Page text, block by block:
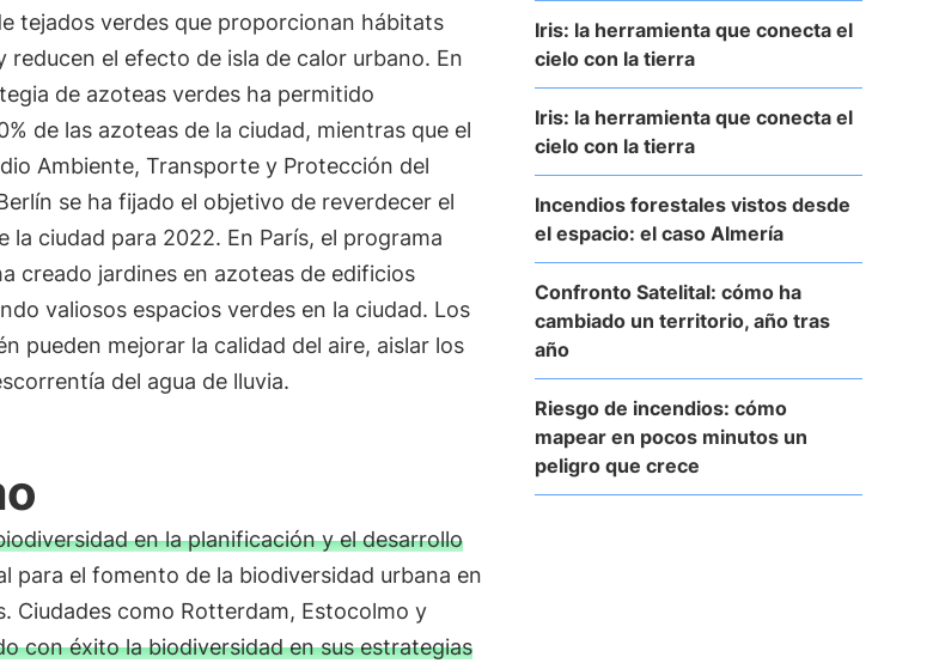
tejados verdes que proporcionan hábitats
reducen el efecto de isla de calor urbano. En
de azoteas verdes ha permitido
de las azoteas de la ciudad, mientras que el
Ambiente, Transporte y Protección del
se ha fijado el objetivo de reverdecer el
la ciudad para 2022. En París, el programa
creado jardines en azoteas de edificios
valiosos espacios verdes en la ciudad. Los
pueden mejorar la calidad del aire, aislar los
del agua de lluvia.
en la planificación y el desarrollo
para el fomento de la biodiversidad urbana en
Ciudades como Rotterdam, Estocolmo y
con éxito la biodiversidad en sus estrategias
Iris: la herramienta que conecta el
cielo con la tierra
Iris: la herramienta que conecta el
cielo con la tierra
Incendios forestales vistos desde
el espacio: el caso Almería
Confronto Satelital: cómo ha
cambiado un territorio, año tras
año
Riesgo de incendios: cómo
mapear en pocos minutos un
peligro que crece